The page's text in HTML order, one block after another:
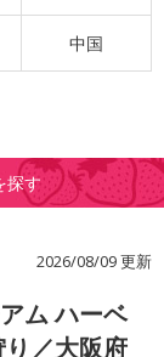
中国
探す
2026/08/09 更新
ム ハーベ
／大阪府